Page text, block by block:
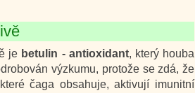
je betulin - antioxidant, který houba
výzkumu, protože se zdá, že
čaga obsahuje, aktivují imunitní